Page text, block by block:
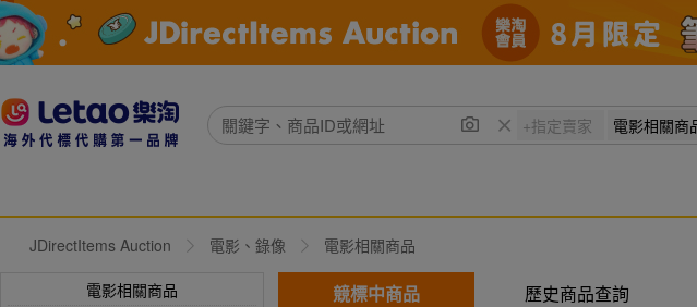
JDirectItems Auction 電影、錄像 電影相關商品
電影相關商品 競標中商品 歷史商品查詢